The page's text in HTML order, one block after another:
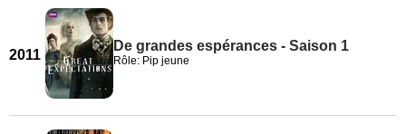
2011
De grandes espérances - Saison 1
Rôle: Pip jeune